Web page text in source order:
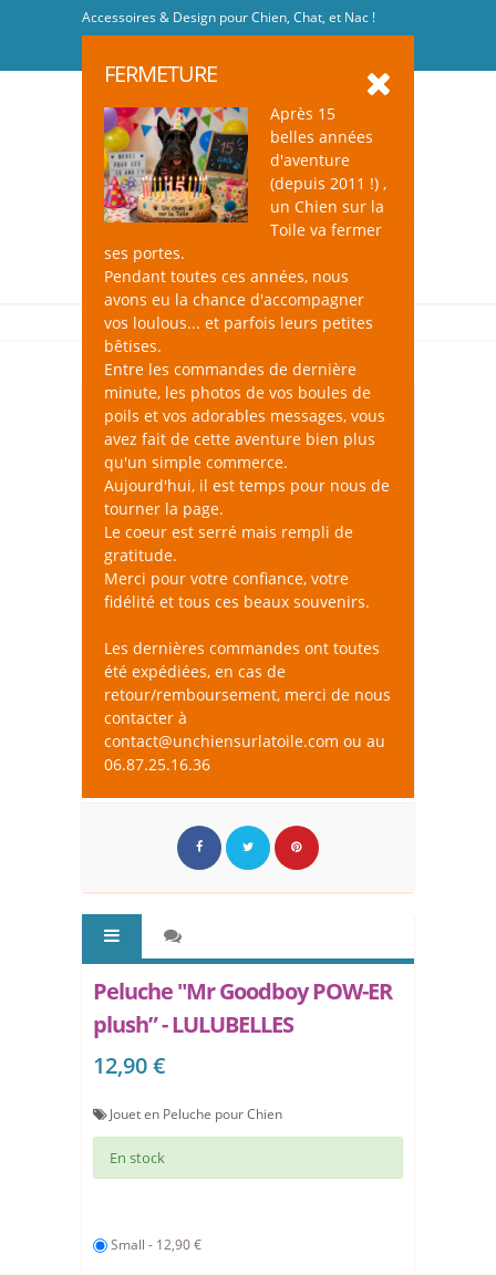
Accessoires & Design pour Chien, Chat, et Nac !
FERMETURE
Après 15
belles années
d'aventure
(depuis 2011 !) ,
un Chien sur la
Toile va fermer
ses portes.
Pendant toutes ces années, nous
avons eu la chance d'accompagner
vos loulous... et parfois leurs petites
bêtises.
Entre les commandes de dernière
minute, les photos de vos boules de
poils et vos adorables messages, vous
avez fait de cette aventure bien plus
qu'un simple commerce.
Aujourd'hui, il est temps pour nous de
tourner la page.
Le coeur est serré mais rempli de
gratitude.
Merci pour votre confiance, votre
fidélité et tous ces beaux souvenirs.
Les dernières commandes ont toutes
été expédiées, en cas de
retour/remboursement, merci de nous
contacter à
contact@unchiensurlatoile.com ou au
06.87.25.16.36
Peluche "Mr Goodboy POW-ER
plush” - LULUBELLES
12,90 €
Jouet en Peluche pour Chien
En stock
Small - 12,90 €